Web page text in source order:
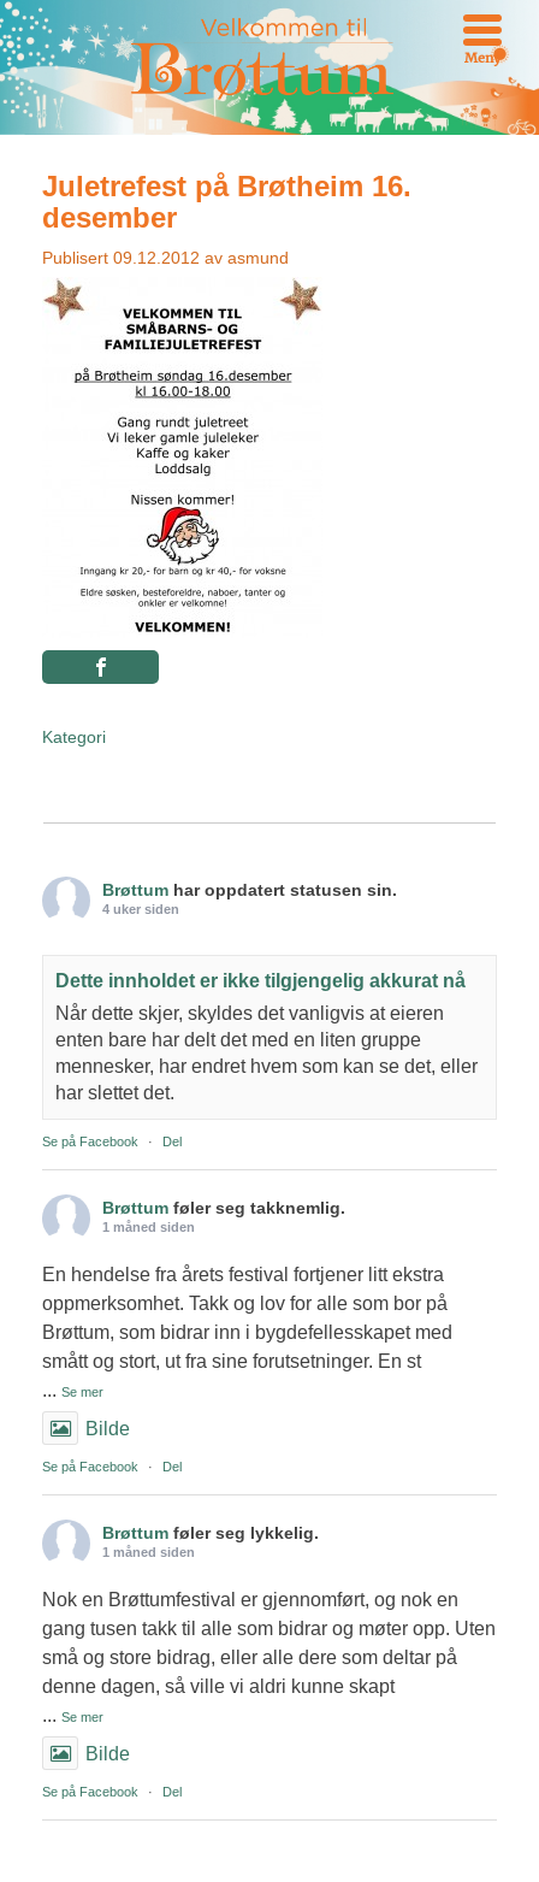
Meny
Juletrefest på Brøtheim 16.
desember
Publisert 09.12.2012 av asmund
Kategori
Brøttum har oppdatert statusen sin.
4 uker siden
Dette innholdet er ikke tilgjengelig akkurat nå
Når dette skjer, skyldes det vanligvis at eieren
enten bare har delt det med en liten gruppe
mennesker, har endret hvem som kan se det, eller
har slettet det.
Se på Facebook · Del
Brøttum føler seg takknemlig.
1 måned siden
En hendelse fra årets festival fortjener litt ekstra
oppmerksomhet. Takk og lov for alle som bor på
Brøttum, som bidrar inn i bygdefellesskapet med
smått og stort, ut fra sine forutsetninger. En st
... Se mer
Bilde
Se på Facebook · Del
Brøttum føler seg lykkelig.
1 måned siden
Nok en Brøttumfestival er gjennomført, og nok en
gang tusen takk til alle som bidrar og møter opp. Uten
små og store bidrag, eller alle dere som deltar på
denne dagen, så ville vi aldri kunne skapt
... Se mer
Bilde
Se på Facebook · Del